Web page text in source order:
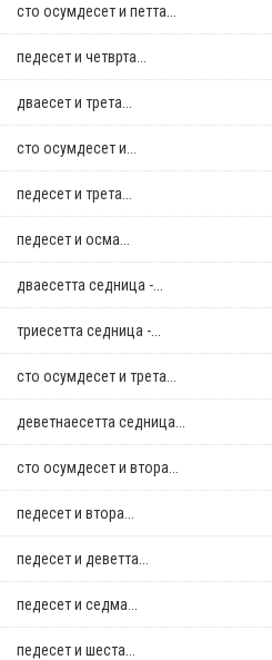
сто осумдесет и петта...
педесет и четврта...
дваесет и трета...
сто осумдесет и...
педесет и трета...
педесет и осма...
дваесетта седница -...
триесетта седница -...
сто осумдесет и трета...
деветнаесетта седница...
сто осумдесет и втора...
педесет и втора...
педесет и деветта...
педесет и седма...
педесет и шеста...